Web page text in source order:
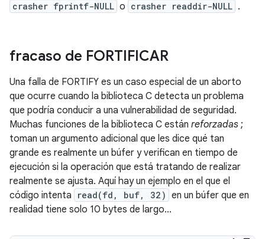
crasher fprintf-NULL o crasher readdir-NULL .
fracaso de FORTIFICAR
Una falla de FORTIFY es un caso especial de un aborto
que ocurre cuando la biblioteca C detecta un problema
que podría conducir a una vulnerabilidad de seguridad.
Muchas funciones de la biblioteca C están reforzadas ;
toman un argumento adicional que les dice qué tan
grande es realmente un búfer y verifican en tiempo de
ejecución si la operación que está tratando de realizar
realmente se ajusta. Aquí hay un ejemplo en el que el
código intenta
read(fd, buf, 32) en un búfer que en
realidad tiene solo 10 bytes de largo...